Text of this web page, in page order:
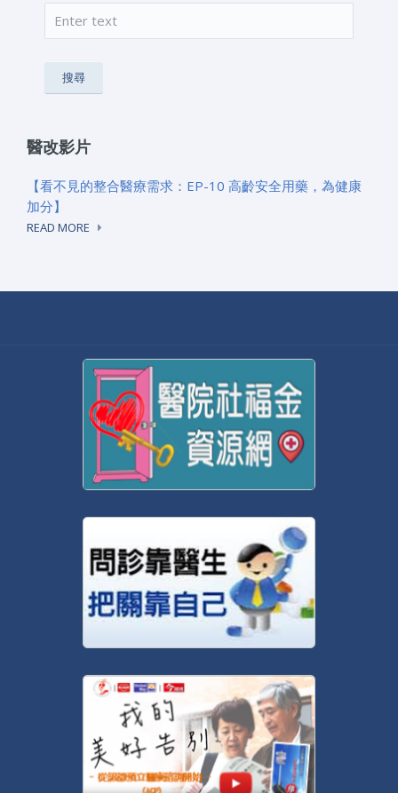
搜尋表單
搜尋
醫改影片
【看不見的整合醫療需求：EP-10 高齡安全用藥，為健康
加分】
READ MORE